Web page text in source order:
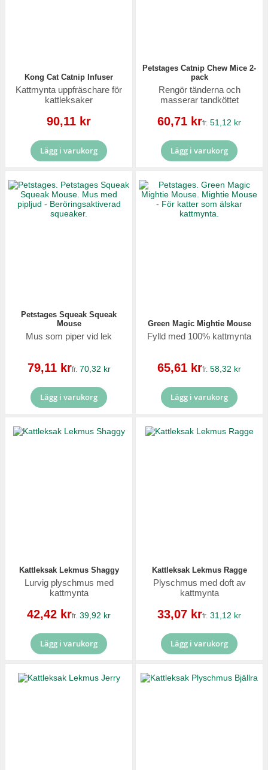
Kong Cat Catnip Infuser
Kattmynta uppfräschare för
kattleksaker
Reapris
90,11 kr
Lägg i varukorg
Petstages Catnip Chew Mice 2-
pack
Rengör tänderna och
masserar tandköttet
Reapris
60,71 krfr. 51,12 kr
Lägg i varukorg
Petstages Squeak Squeak
Mouse
Mus som piper vid lek
Reapris
79,11 krfr. 70,32 kr
Lägg i varukorg
Green Magic Mightie Mouse
Fylld med 100% kattmynta
Reapris
65,61 krfr. 58,32 kr
Lägg i varukorg
Kattleksak Lekmus Shaggy
Lurvig plyschmus med
kattmynta
Reapris
42,42 krfr. 39,92 kr
Lägg i varukorg
Kattleksak Lekmus Ragge
Plyschmus med doft av
kattmynta
Reapris
33,07 krfr. 31,12 kr
Lägg i varukorg